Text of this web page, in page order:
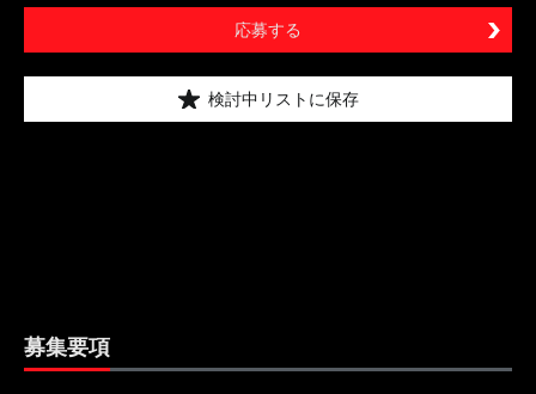
応募する
検討中リストに保存
募集要項